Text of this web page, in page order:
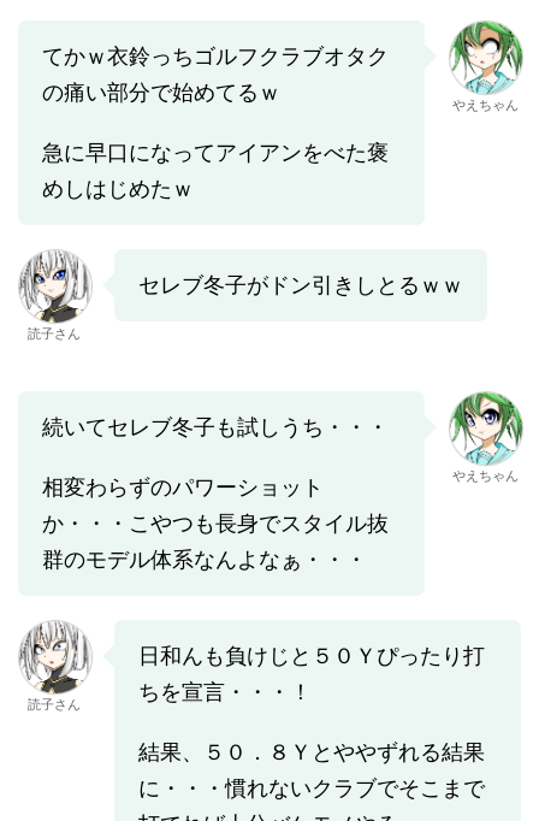
てかｗ衣鈴っちゴルフクラブオタク
の痛い部分で始めてるｗ
急に早口になってアイアンをべた褒
めしはじめたｗ
やえちゃん
読子さん
セレブ冬子がドン引きしとるｗｗ
続いてセレブ冬子も試しうち・・・
相変わらずのパワーショット
か・・・こやつも長身でスタイル抜
群のモデル体系なんよなぁ・・・
やえちゃん
読子さん
日和んも負けじと５０Ｙぴったり打
ちを宣言・・・！
結果、５０．８Ｙとややずれる結果
に・・・慣れないクラブでそこまで